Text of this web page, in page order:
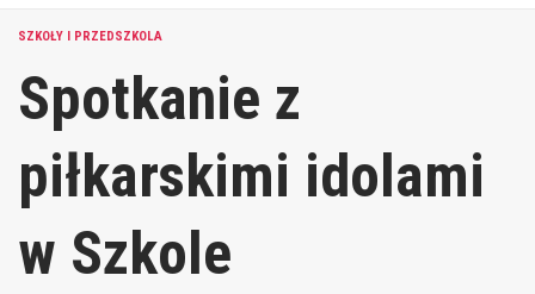
SZKOŁY I PRZEDSZKOLA
Spotkanie z
piłkarskimi idolami
w Szkole